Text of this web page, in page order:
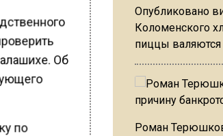
Об
по
Опубликовано
Коломенского
пиццы валяются
Роман